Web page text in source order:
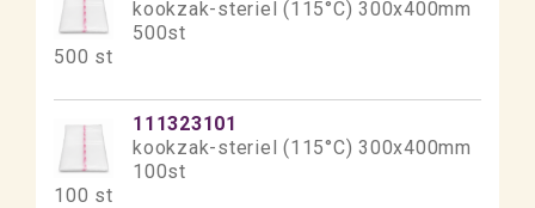
kookzak-steriel (115°C) 300x400mm
500st
500 st
111323101
kookzak-steriel (115°C) 300x400mm
100st
100 st